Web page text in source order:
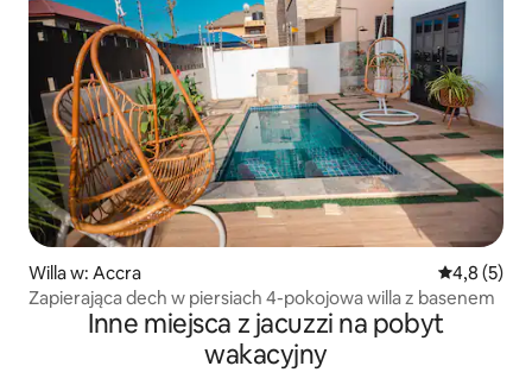
Willa w: Accra Średnia
4,8 (5)
Zapierająca dech w piersiach 4-pokojowa willa z basenem
Inne miejsca z jacuzzi na pobyt
wakacyjny